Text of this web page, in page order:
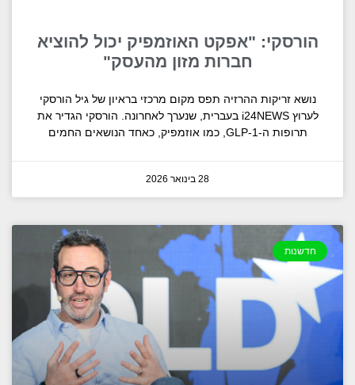
הורסקי: "אפקט האוזמפיק יכול להוציא
חברות מזון מהעסק"
נושא זריקות ההרזיה תפס מקום מרכזי בראיון של גיל הורסקי
לערוץ i24NEWS בעברית, שנערך לאחרונה. הורסקי הגדיר את
תרופות ה-GLP-1, כמו אוזמפיק, כאחד הנושאים החמים
28 בינואר 2026
חדשנות